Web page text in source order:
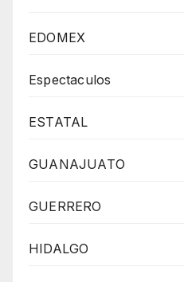
EDOMEX
Espectaculos
ESTATAL
GUANAJUATO
GUERRERO
HIDALGO